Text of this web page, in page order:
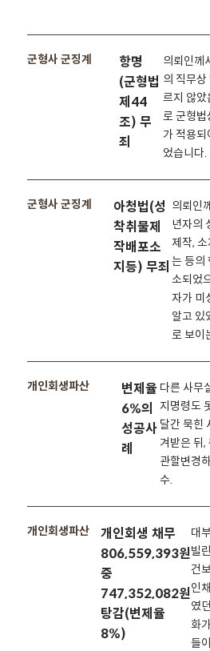
군형사 군징계
항명
(군형법
제44
조) 무
죄
의뢰인께
의 직무상
르지 않았
로 군형법
가 적용되
었습니다.
군형사 군징계
아청법(성
착취물제
작배포소
지등) 무죄
의뢰인
년자의
제작,
는 등의
소되었
자가 미
알고 있
로 보이
개인회생파산
변제율
6%의
성공사
례
다른 사무
지명령도
달간 묵힌
겨받은 뒤,
관할변경
수.
개인회생파산
개인회생 채무
806,559,393원
중
747,352,082원
탕감(변제율
8%)
대
빌
건
인
였
화
들